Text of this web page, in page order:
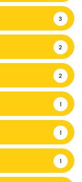
3
2
2
1
1
1